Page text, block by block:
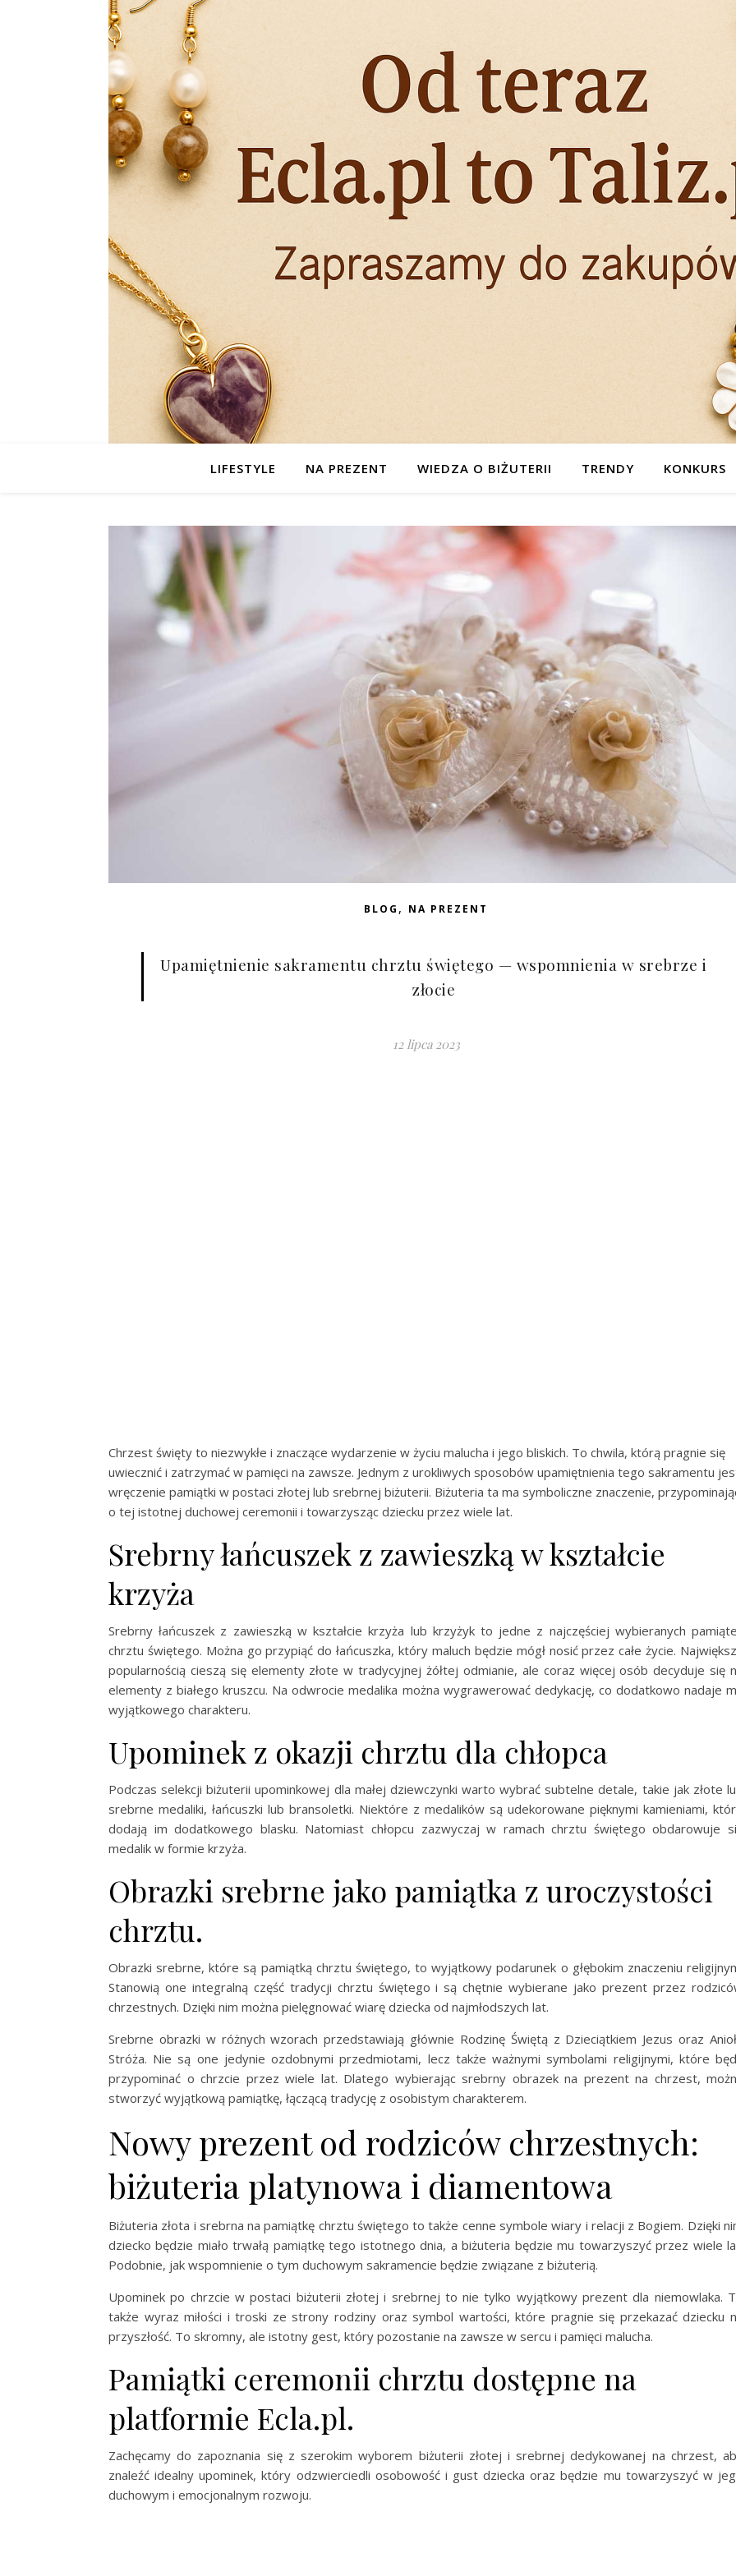
LIFESTYLE NA PREZENT WIEDZA O BIŻUTERII TRENDY KONKURS
BLOG , NA PREZENT
Upamiętnienie sakramentu chrztu świętego — wspomnienia w srebrze i
złocie
12 lipca 2023
Chrzest święty to niezwykłe i znaczące wydarzenie w życiu malucha i jego bliskich. To chwila, którą pragnie się
uwiecznić i zatrzymać w pamięci na zawsze. Jednym z urokliwych sposobów upamiętnienia tego sakramentu
wręczenie pamiątki w postaci złotej lub srebrnej biżuterii. Biżuteria ta ma symboliczne znaczenie,
o tej istotnej duchowej ceremonii i towarzysząc dziecku przez wiele lat.
Srebrny łańcuszek z zawieszką w kształcie
krzyża
Srebrny łańcuszek z zawieszką w kształcie krzyża lub krzyżyk to jedne z najczęściej wybieranych
chrztu świętego. Można go przypiąć do łańcuszka, który maluch będzie mógł nosić przez całe życie.
popularnością cieszą się elementy złote w tradycyjnej żółtej odmianie, ale coraz więcej osób decyduje się
elementy z białego kruszcu. Na odwrocie medalika można wygrawerować dedykację, co dodatkowo nadaje
wyjątkowego charakteru.
Upominek z okazji chrztu dla chłopca
Podczas selekcji biżuterii upominkowej dla małej dziewczynki warto wybrać subtelne detale, takie jak złote
srebrne medaliki, łańcuszki lub bransoletki. Niektóre z medalików są udekorowane pięknymi kamieniami,
dodają im dodatkowego blasku. Natomiast chłopcu zazwyczaj w ramach chrztu świętego obdarowuje
medalik w formie krzyża.
Obrazki srebrne jako pamiątka z uroczystości
chrztu.
Obrazki srebrne, które są pamiątką chrztu świętego, to wyjątkowy podarunek o głębokim znaczeniu
Stanowią one integralną część tradycji chrztu świętego i są chętnie wybierane jako prezent przez
chrzestnych. Dzięki nim można pielęgnować wiarę dziecka od najmłodszych lat.
Srebrne obrazki w różnych wzorach przedstawiają głównie Rodzinę Świętą z Dzieciątkiem Jezus oraz
Stróża. Nie są one jedynie ozdobnymi przedmiotami, lecz także ważnymi symbolami religijnymi, które
przypominać o chrzcie przez wiele lat. Dlatego wybierając srebrny obrazek na prezent na chrzest,
stworzyć wyjątkową pamiątkę, łączącą tradycję z osobistym charakterem.
Nowy prezent od rodziców chrzestnych:
biżuteria platynowa i diamentowa
Biżuteria złota i srebrna na pamiątkę chrztu świętego to także cenne symbole wiary i relacji z Bogiem. Dzięki
dziecko będzie miało trwałą pamiątkę tego istotnego dnia, a biżuteria będzie mu towarzyszyć przez wiele
Podobnie, jak wspomnienie o tym duchowym sakramencie będzie związane z biżuterią.
Upominek po chrzcie w postaci biżuterii złotej i srebrnej to nie tylko wyjątkowy prezent dla niemowlaka.
także wyraz miłości i troski ze strony rodziny oraz symbol wartości, które pragnie się przekazać dziecku
przyszłość. To skromny, ale istotny gest, który pozostanie na zawsze w sercu i pamięci malucha.
Pamiątki ceremonii chrztu dostępne na
platformie Ecla.pl.
Zachęcamy do zapoznania się z szerokim wyborem biżuterii złotej i srebrnej dedykowanej na chrzest,
znaleźć idealny upominek, który odzwierciedli osobowość i gust dziecka oraz będzie mu towarzyszyć w
duchowym i emocjonalnym rozwoju.